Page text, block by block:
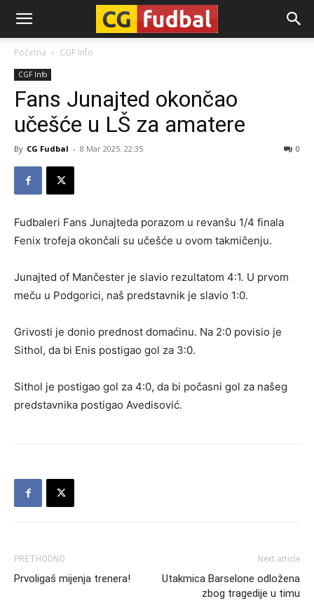
CG-
Fudbal
Početna CGF Info
CGF Info
Fans Junajted okončao
učešće u LŠ za amatere
By CG Fudbal - 8 Mar 2025. 22:35 0
Fudbaleri Fans Junajteda porazom u revanšu 1/4 finala
Fenix trofeja okončali su učešće u ovom takmičenju.
Junajted of Mančester je slavio rezultatom 4:1. U prvom
meču u Podgorici, naš predstavnik je slavio 1:0.
Grivosti je donio prednost domaćinu. Na 2:0 povisio je
Sithol, da bi Enis postigao gol za 3:0.
Sithol je postigao gol za 4:0, da bi počasni gol za našeg
predstavnika postigao Avedisović.
PRETHODNO
Prvoligaš mijenja trenera!
Next article
Utakmica Barselone odložena
zbog tragedije u timu